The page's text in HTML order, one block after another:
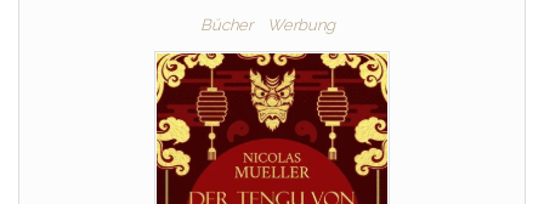
Bücher Werbung